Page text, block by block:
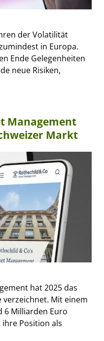
der Volatilität
in Europa.
Ende Gelegenheiten
neue Risiken,
Management
Markt
hat 2025 das
verzeichnet. Mit einem
6 Milliarden Euro
Position als